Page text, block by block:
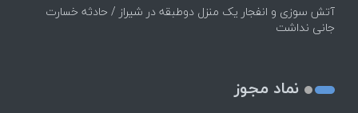
آتش سوزی و انفجار یک منزل دوطبقه در شیراز / حادثه خسارت
جانی نداشت
نماد مجوز